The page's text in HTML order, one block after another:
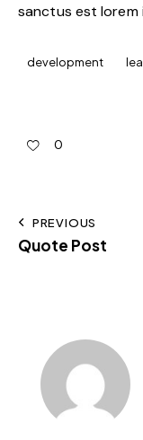
sanctus est lorem
development
0
PREVIOUS
Quote Post